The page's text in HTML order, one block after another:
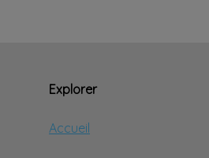
Explorer
Accueil